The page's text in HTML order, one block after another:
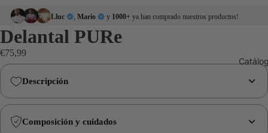
Lluc Mario y 1000+ ya han comprado nuestros productos!
Delantal PURe
€75,99
Descripción
Composición y cuidados